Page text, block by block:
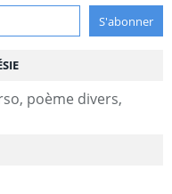
poème divers,